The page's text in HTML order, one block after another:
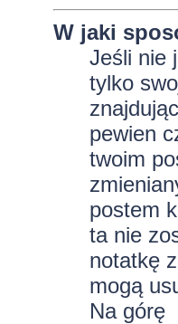
W jaki
Jeśli nie
tylko
pewien
twoim
postem
ta nie
notatkę
mogą
Na górę